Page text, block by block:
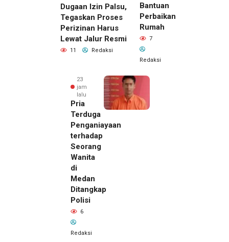
Dugaan Izin Palsu,
Tegaskan Proses
Perizinan Harus
Lewat Jalur Resmi
11 Redaksi
Bantuan
Perbaikan
Rumah
7
Redaksi
23
jam
lalu
Pria
Terduga
Penganiayaan
terhadap
Seorang
Wanita
di
Medan
Ditangkap
Polisi
6
Redaksi
22 jam lalu
Kepala
DPMPTSP
Deli
Serdang
Bantah
Terlibat